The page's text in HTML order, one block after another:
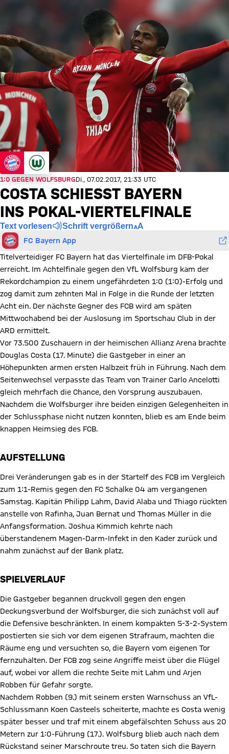
1:0 GEGEN WOLFSBURGDi., 07.02.2017, 21:33 UTC
COSTA SCHIESST BAYERN I
NS POKAL-VIERTELFINALE
Text vorlesen Schrift vergrößern
FC Bayern App
Titelverteidiger FC Bayern hat das Viertelfinale im DFB-Pokal
erreicht. Im Achtelfinale gegen den VfL Wolfsburg kam der
Rekordchampion zu einem ungefährdeten 1:0 (1:0)-Erfolg und
zog damit zum zehnten Mal in Folge in die Runde der letzten
Acht ein. Der nächste Gegner des FCB wird am späten
Mittwochabend bei der Auslosung im Sportschau Club in der
ARD ermittelt.
Vor 73.500 Zuschauern in der heimischen Allianz Arena brachte
Douglas Costa (17. Minute) die Gastgeber in einer an
Höhepunkten armen ersten Halbzeit früh in Führung. Nach dem
Seitenwechsel verpasste das Team von Trainer Carlo Ancelotti
gleich mehrfach die Chance, den Vorsprung auszubauen.
Nachdem die Wolfsburger ihre beiden einzigen Gelegenheiten in
der Schlussphase nicht nutzen konnten, blieb es am Ende beim
knappen Heimsieg des FCB.
AUFSTELLUNG
Drei Veränderungen gab es in der Startelf des FCB im Vergleich
zum 1:1-Remis gegen den FC Schalke 04 am vergangenen
Samstag. Kapitän Philipp Lahm, David Alaba und Thiago rückten
anstelle von Rafinha, Juan Bernat und Thomas Müller in die
Anfangsformation. Joshua Kimmich kehrte nach
überstandenem Magen-Darm-Infekt in den Kader zurück und
nahm zunächst auf der Bank platz.
SPIELVERLAUF
Die Gastgeber begannen druckvoll gegen den engen
Deckungsverbund der Wolfsburger, die sich zunächst voll auf
die Defensive beschränkten. In einem kompakten 5-3-2-System
postierten sie sich vor dem eigenen Strafraum, machten die
Räume eng und versuchten so, die Bayern vom eigenen Tor
fernzuhalten. Der FCB zog seine Angriffe meist über die Flügel
auf, wobei vor allem die rechte Seite mit Lahm und Arjen
Robben für Gefahr sorgte.
Nachdem Robben (9.) mit seinem ersten Warnschuss an VfL-
Schlussmann Koen Casteels scheiterte, machte es Costa wenig
später besser und traf mit einem abgefälschten Schuss aus 20
Metern zur 1:0-Führung (17.). Wolfsburg blieb auch nach dem
Rückstand seiner Marschroute treu. So taten sich die Bayern